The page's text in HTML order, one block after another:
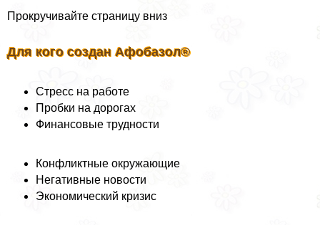
Прокручивайте страницу вниз
Для кого создан Афобазол®
Стресс на работе
Пробки на дорогах
Финансовые трудности
Конфликтные окружающие
Негативные новости
Экономический кризис